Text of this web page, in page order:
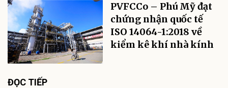
PVFCCo – Phú Mỹ đạt
chứng nhận quốc tế
ISO 14064-1:2018 về
kiểm kê khí nhà kính
ĐỌC TIẾP